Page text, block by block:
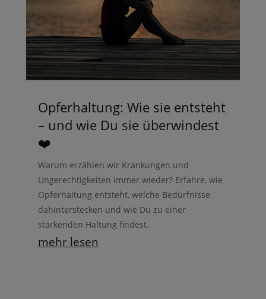
Opferhaltung: Wie sie entsteht
– und wie Du sie überwindest
❤️
Warum erzählen wir Kränkungen und
Ungerechtigkeiten immer wieder? Erfahre, wie
Opferhaltung entsteht, welche Bedürfnisse
dahinterstecken und wie Du zu einer
stärkenden Haltung findest.
mehr lesen